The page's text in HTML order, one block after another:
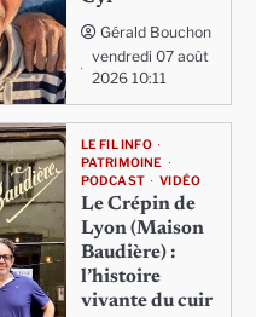
Gérald Bouchon
vendredi 07 août
2026 10:11
LE FIL INFO
PATRIMOINE
PODCAST
VIDÉO
Le Crépin de
Lyon (Maison
Baudière) :
l’histoire
vivante du cuir